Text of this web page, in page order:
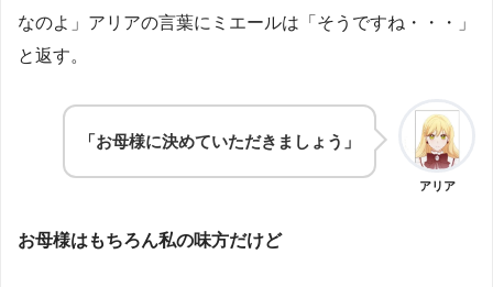
なのよ」アリアの言葉にミエールは「そうですね・・・」
と返す。
アリア
「お母様に決めていただきましょう」
お母様はもちろん私の味方だけど